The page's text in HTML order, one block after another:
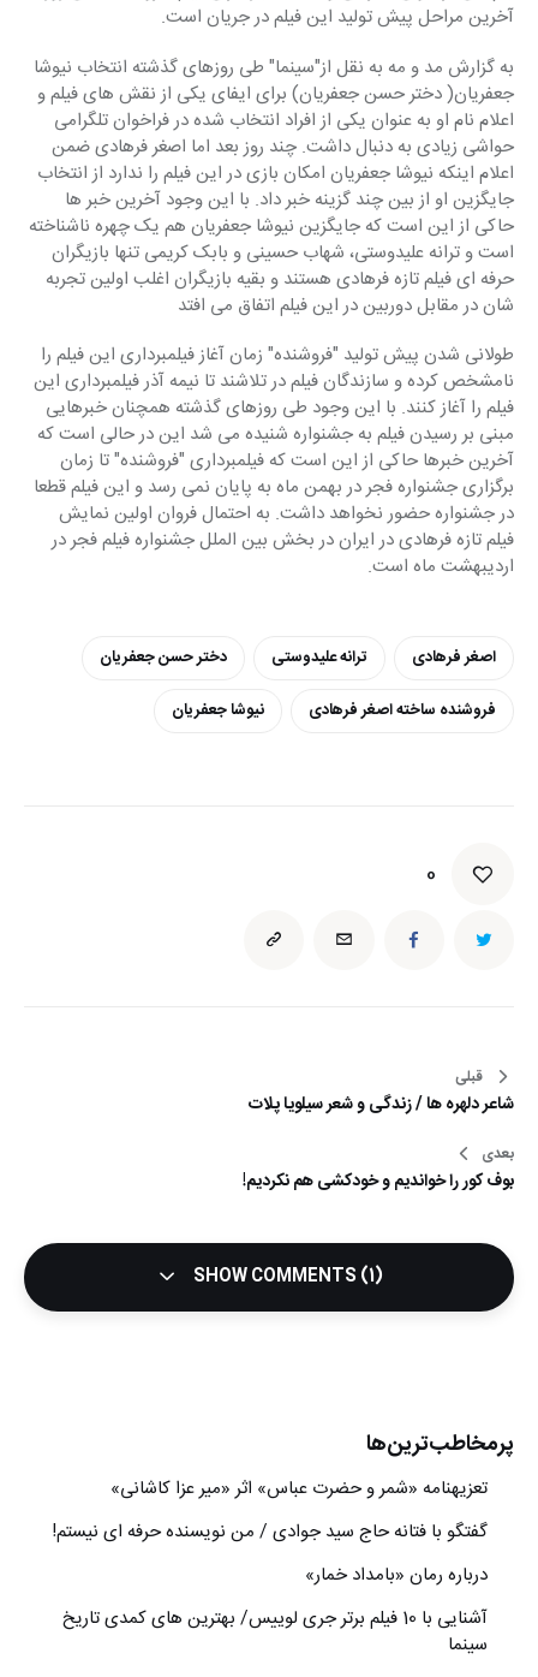
آخرین مراحل پیش تولید این فیلم در جریان است.
به گزارش مد و مه به نقل از"سینما" طی روزهای گذشته انتخاب نیوشا
جعفریان( دختر حسن جعفریان) برای ایفای یکی از نقش های فیلم و
اعلام نام او به عنوان یکی از افراد انتخاب شده در فراخوان تلگرامی
حواشی زیادی به دنبال داشت. چند روز بعد اما اصغر فرهادی ضمن
اعلام اینکه نیوشا جعفریان امکان بازی در این فیلم را ندارد از انتخاب
جایگزین او از بین چند گزینه خبر داد. با این وجود آخرین خبر ها
حاکی از این است که جایگزین نیوشا جعفریان هم یک چهره ناشناخته
است و ترانه علیدوستی، شهاب حسینی و بابک کریمی تنها بازیگران
حرفه ای فیلم تازه فرهادی هستند و بقیه بازیگران اغلب اولین تجربه
شان در مقابل دوربین در این فیلم اتفاق مى افتد
طولانی شدن پیش تولید "فروشنده" زمان آغاز فیلمبرداری این فیلم را
نامشخص کرده و سازندگان فیلم در تلاشند تا نیمه آذر فیلمبرداری این
فیلم را آغاز کنند. با این وجود طی روزهای گذشته همچنان خبرهایی
مبنی بر رسیدن فیلم به جشنواره شنیده می شد این در حالی است که
آخرین خبرها حاکی از این است که فیلمبرداری "فروشنده" تا زمان
برگزاری جشنواره فجر در بهمن ماه به پایان نمی رسد و این فیلم قطعا
در جشنواره حضور نخواهد داشت. به احتمال فروان اولین نمایش
فیلم تازه فرهادی در ایران در بخش بین الملل جشنواره فیلم فجر در
اردیبهشت ماه است.
اصغر فرهادی ترانه علیدوستی
دختر حسن جعفریان
فروشنده ساخته اصغر فرهادی
نیوشا جعفریان
0
راهبری
نوشته
قبلی
شاعر دلهره ها / زندگی و شعر سیلویا پلات
بعدی
بوف کور را خواندیم و خودکشی هم نکردیم!
SHOW COMMENTS (1)
پرمخاطب‌ترین‌ها
تعزیه‎نامه‏ «شمر و حضرت عباس» اثر «میر عزا کاشانی»
گفتگو با فتانه حاج سید جوادی / من نویسنده حرفه ای نیستم!
درباره رمان «بامداد خمار»
آشنایی با 10 فیلم برتر جری لوییس/ بهترین های کمدی تاریخ
سینما